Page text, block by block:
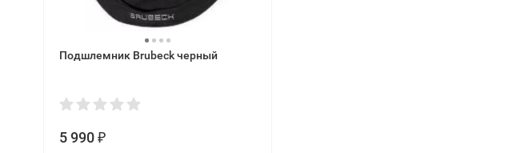
Подшлемник Brubeck черный
5 990 ₽